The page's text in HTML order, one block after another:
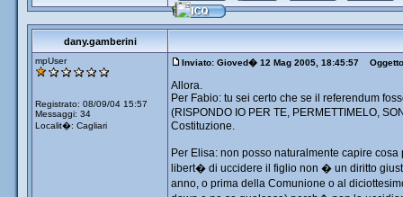
dany.gamberini
mpUser
Registrato: 08/09/04 15:57
Messaggi: 34
Localit�: Cagliari
Inviato: Gioved� 12 Mag 2005, 18:45:57
Allora.
Per Fabio: tu sei certo che se il referendum
(RISPONDO IO PER TE, PERMETTIMELO,
Costituzione.
Per Elisa: non posso naturalmente capire
libert� di uccidere il figlio non � un diritto
anno, o prima della Comunione o al